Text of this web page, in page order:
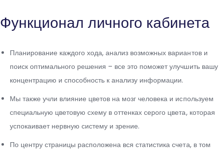
Функционал личного кабинета
Планирование каждого хода, анализ возможных вариантов и
поиск оптимального решения – все это поможет улучшить вашу
концентрацию и способность к анализу информации.
Мы также учли влияние цветов на мозг человека и используем
специальную цветовую схему в оттенках серого цвета, которая
успокаивает нервную систему и зрение.
По центру страницы расположена вся статистика счета, в том